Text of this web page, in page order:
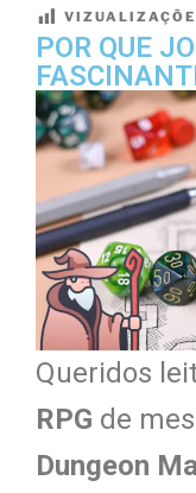
POR QUE
Queridos
RPG de
Dungeon